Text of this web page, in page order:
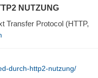
NUTZUNG
Transfer Protocol (HTTP,
durch-http2-nutzung/